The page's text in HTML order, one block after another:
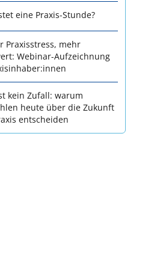
eine Praxis-Stunde?
Praxisstress, mehr
Webinar-Aufzeichnung
kein Zufall: warum
heute über die Zukunft
entscheiden